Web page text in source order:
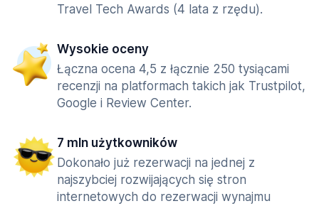
Travel Tech Awards (4 lata z rzędu).
Wysokie oceny
Łączna ocena 4,5 z łącznie 250 tysiącami
recenzji na platformach takich jak Trustpilot,
Google i Review Center.
7 mln użytkowników
Dokonało już rezerwacji na jednej z
najszybciej rozwijających się stron
internetowych do rezerwacji wynajmu